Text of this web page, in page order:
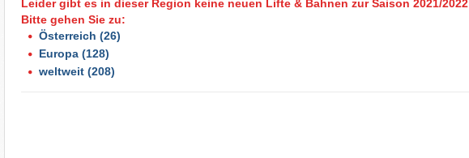
Leider gibt es in dieser Region keine neuen Lifte & Bahnen zur Saison 2021/2022
Bitte gehen Sie zu:
Österreich (26)
Europa (128)
weltweit (208)